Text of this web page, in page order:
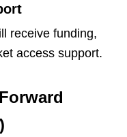
receive funding,
access support.